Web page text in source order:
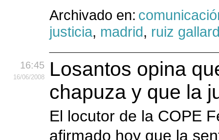
Archivado en:
justicia, madrid, ruiz
16:45
16/06/2008
Losantos opina
chapuza y que la
El locutor de la COPE
afirmado hoy que la